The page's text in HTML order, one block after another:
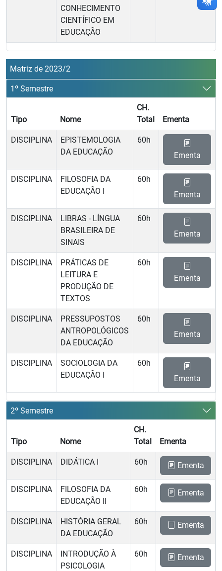
CONHECIMENTO
CIENTÍFICO EM
EDUCAÇÃO
Matriz de 2023/2
1º Semestre
Tipo Nome
CH.
Total
Ementa
DISCIPLINA
EPISTEMOLOGIA
DA EDUCAÇÃO
60h
Ementa
DISCIPLINA
FILOSOFIA DA
EDUCAÇÃO I
60h
Ementa
DISCIPLINA
LIBRAS - LÍNGUA
BRASILEIRA DE
SINAIS
60h
Ementa
DISCIPLINA
PRÁTICAS DE
LEITURA E
PRODUÇÃO DE
TEXTOS
60h
Ementa
DISCIPLINA
PRESSUPOSTOS
ANTROPOLÓGICOS
DA EDUCAÇÃO
60h
Ementa
DISCIPLINA
SOCIOLOGIA DA
EDUCAÇÃO I
60h
Ementa
2º Semestre
Tipo Nome
CH.
Total
Ementa
DISCIPLINA DIDÁTICA I 60h Ementa
DISCIPLINA
FILOSOFIA DA
EDUCAÇÃO II
60h Ementa
DISCIPLINA
HISTÓRIA GERAL
DA EDUCAÇÃO
60h Ementa
DISCIPLINA
INTRODUÇÃO À
PSICOLOGIA
60h Ementa